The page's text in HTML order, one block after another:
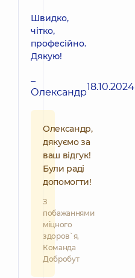
Швидко,
чітко,
професійно.
Дякую!
–
Олександр18.10.2024
Олександр,
дякуємо за
ваш відгук!
Були раді
допомогти!
З
побажаннями
міцного
здоров`я,
Команда
Добробут